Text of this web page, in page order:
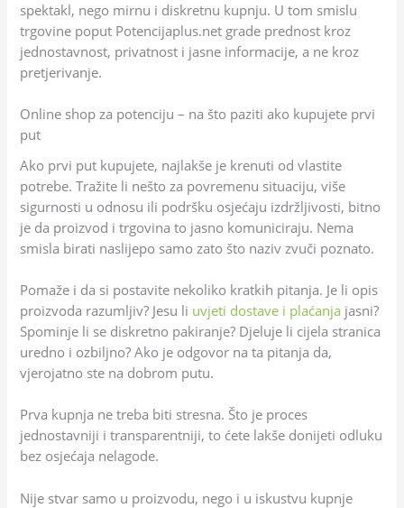
spektakl, nego mirnu i diskretnu kupnju. U tom smislu
trgovine poput Potencijaplus.net grade prednost kroz
jednostavnost, privatnost i jasne informacije, a ne kroz
pretjerivanje.
Online shop za potenciju – na što paziti ako kupujete prvi
put
Ako prvi put kupujete, najlakše je krenuti od vlastite
potrebe. Tražite li nešto za povremenu situaciju, više
sigurnosti u odnosu ili podršku osjećaju izdržljivosti, bitno
je da proizvod i trgovina to jasno komuniciraju. Nema
smisla birati naslijepo samo zato što naziv zvuči poznato.
Pomaže i da si postavite nekoliko kratkih pitanja. Je li opis
proizvoda razumljiv? Jesu li uvjeti dostave i plaćanja jasni?
Spominje li se diskretno pakiranje? Djeluje li cijela stranica
uredno i ozbiljno? Ako je odgovor na ta pitanja da,
vjerojatno ste na dobrom putu.
Prva kupnja ne treba biti stresna. Što je proces
jednostavniji i transparentniji, to ćete lakše donijeti odluku
bez osjećaja nelagode.
Nije stvar samo u proizvodu, nego i u iskustvu kupnje